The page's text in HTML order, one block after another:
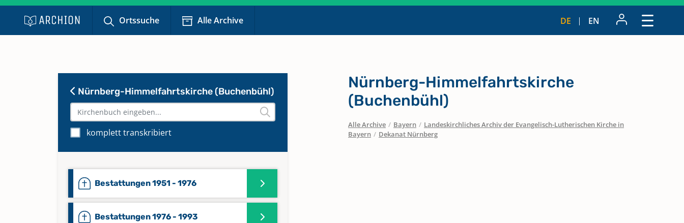
Ortssuche Alle Archive DE EN
Nürnberg-Himmelfahrtskirche (Buchenbühl)
komplett transkribiert
Bestattungen 1951 - 1976
Bestattungen 1976 - 1993
Nürnberg-Himmelfahrtskirche
(Buchenbühl)
Alle Archive / Bayern / Landeskirchliches Archiv der Evangelisch-Lutherischen Kirche in
Bayern / Dekanat Nürnberg